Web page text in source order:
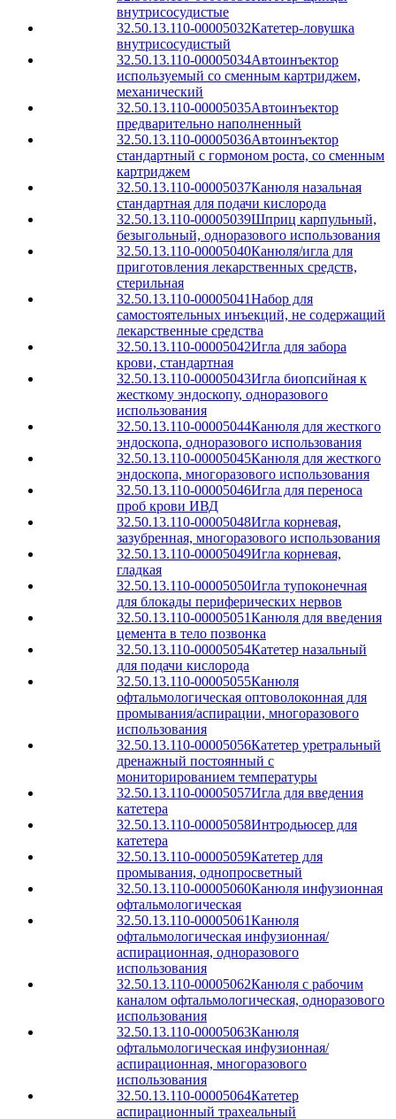
внутрисосудистые
32.50.13.110-00005032Катетер-ловушка
внутрисосудистый
32.50.13.110-00005034Автоинъектор
используемый со сменным картриджем,
механический
32.50.13.110-00005035Автоинъектор
предварительно наполненный
32.50.13.110-00005036Автоинъектор
стандартный с гормоном роста, со сменным
картриджем
32.50.13.110-00005037Канюля назальная
стандартная для подачи кислорода
32.50.13.110-00005039Шприц карпульный,
безыгольный, одноразового использования
32.50.13.110-00005040Канюля/игла для
приготовления лекарственных средств,
стерильная
32.50.13.110-00005041Набор для
самостоятельных инъекций, не содержащий
лекарственные средства
32.50.13.110-00005042Игла для забора
крови, стандартная
32.50.13.110-00005043Игла биопсийная к
жесткому эндоскопу, одноразового
использования
32.50.13.110-00005044Канюля для жесткого
эндоскопа, одноразового использования
32.50.13.110-00005045Канюля для жесткого
эндоскопа, многоразового использования
32.50.13.110-00005046Игла для переноса
проб крови ИВД
32.50.13.110-00005048Игла корневая,
зазубренная, многоразового использования
32.50.13.110-00005049Игла корневая,
гладкая
32.50.13.110-00005050Игла тупоконечная
для блокады периферических нервов
32.50.13.110-00005051Канюля для введения
цемента в тело позвонка
32.50.13.110-00005054Катетер назальный
для подачи кислорода
32.50.13.110-00005055Канюля
офтальмологическая оптоволоконная для
промывания/аспирации, многоразового
использования
32.50.13.110-00005056Катетер уретральный
дренажный постоянный с
мониторированием температуры
32.50.13.110-00005057Игла для введения
катетера
32.50.13.110-00005058Интродьюсер для
катетера
32.50.13.110-00005059Катетер для
промывания, однопросветный
32.50.13.110-00005060Канюля инфузионная
офтальмологическая
32.50.13.110-00005061Канюля
офтальмологическая инфузионная/
аспирационная, одноразового
использования
32.50.13.110-00005062Канюля с рабочим
каналом офтальмологическая, одноразового
использования
32.50.13.110-00005063Канюля
офтальмологическая инфузионная/
аспирационная, многоразового
использования
32.50.13.110-00005064Катетер
аспирационный трахеальный